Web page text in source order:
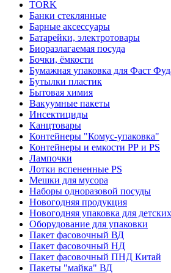
TORK
Банки стеклянные
Барные аксессуары
Батарейки, электротовары
Биоразлагаемая посуда
Бочки, ёмкости
Бумажная упаковка для Фаст
Бутылки пластик
Бытовая химия
Вакуумные пакеты
Инсектициды
Канцтовары
Контейнеры "Комус-упаковка"
Контейнеры и емкости РР и PS
Лампочки
Лотки вспененные PS
Мешки для мусора
Наборы одноразовой посуды
Новогодняя продукция
Новогодняя упаковка для
Оборудование для упаковки
Пакет фасовочный ВД
Пакет фасовочный НД
Пакет фасовочный ПНД Китай
Пакеты "майка" ВД